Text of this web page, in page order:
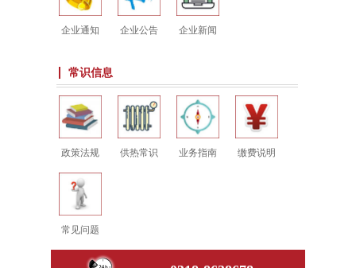
企业通知 企业公告 企业新闻
常识信息
政策法规 供热常识 业务指南 缴费说明
常见问题